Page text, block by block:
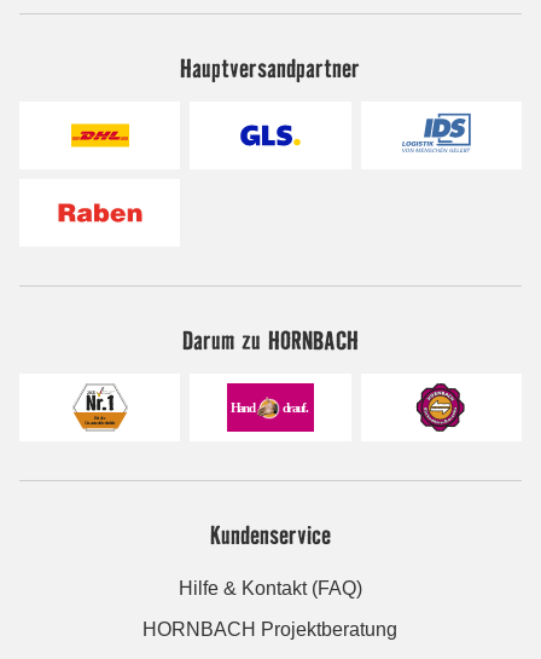
Hauptversandpartner
Darum zu HORNBACH
Kundenservice
Hilfe & Kontakt (FAQ)
HORNBACH Projektberatung